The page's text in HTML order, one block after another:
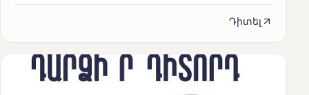
Դիտել